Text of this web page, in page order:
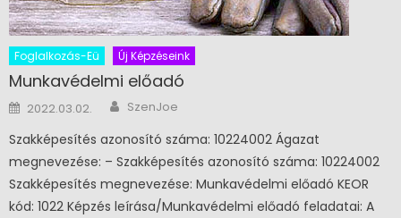
Foglalkozás-Eü Új Képzéseink
Munkavédelmi előadó
Posted on
2022.03.02. Author
SzenJoe
Szakképesítés azonosító száma: 10224002 Ágazat
megnevezése: – Szakképesítés azonosító száma: 10224002
Szakképesítés megnevezése: Munkavédelmi előadó KEOR
kód: 1022 Képzés leírása/Munkavédelmi előadó feladatai: A